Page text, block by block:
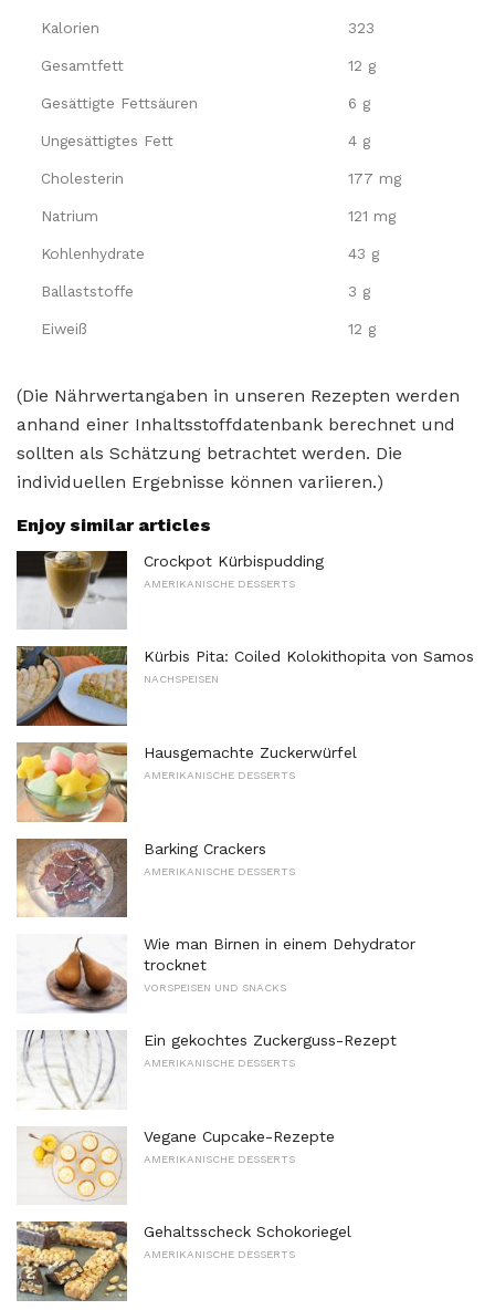
Kalorien 323
Gesamtfett 12 g
Gesättigte Fettsäuren 6 g
Ungesättigtes Fett 4 g
Cholesterin 177 mg
Natrium 121 mg
Kohlenhydrate 43 g
Ballaststoffe 3 g
Eiweiß 12 g
(Die Nährwertangaben in unseren Rezepten werden
anhand einer Inhaltsstoffdatenbank berechnet und
sollten als Schätzung betrachtet werden. Die
individuellen Ergebnisse können variieren.)
Enjoy similar articles
Crockpot Kürbispudding
AMERIKANISCHE DESSERTS
Kürbis Pita: Coiled Kolokithopita von Samos
NACHSPEISEN
Hausgemachte Zuckerwürfel
AMERIKANISCHE DESSERTS
Barking Crackers
AMERIKANISCHE DESSERTS
Wie man Birnen in einem Dehydrator
trocknet
VORSPEISEN UND SNACKS
Ein gekochtes Zuckerguss-Rezept
AMERIKANISCHE DESSERTS
Vegane Cupcake-Rezepte
AMERIKANISCHE DESSERTS
Gehaltsscheck Schokoriegel
AMERIKANISCHE DESSERTS